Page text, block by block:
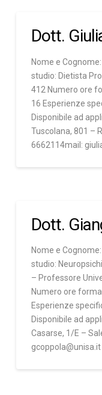
Dott.
Nome e
studio: Dietista
412 Numero ore
16 Esperienze
Disponibile ad
Tuscolana, 801 –
6662114mail:
Dott.
Nome e
studio:
– Professore
Numero ore
Esperienze
Disponibile ad
Casarse, 1/E –
gcoppola@unisa.it